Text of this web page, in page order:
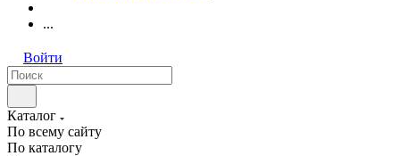
...
Войти
Каталог
По всему сайту
По каталогу